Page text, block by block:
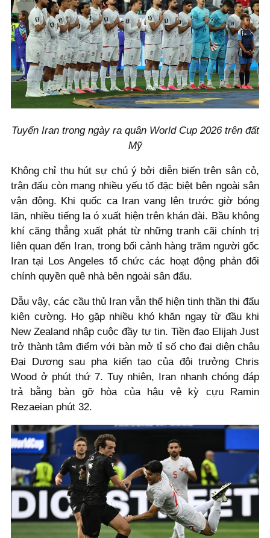
Tuyển Iran trong ngày ra quân World Cup 2026 trên đất
Mỹ
Không chỉ thu hút sự chú ý bởi diễn biến trên sân cỏ,
trận đấu còn mang nhiều yếu tố đặc biệt bên ngoài sân
vận động. Khi quốc ca Iran vang lên trước giờ bóng
lăn, nhiều tiếng la ó xuất hiện trên khán đài. Bầu không
khí căng thẳng xuất phát từ những tranh cãi chính trị
liên quan đến Iran, trong bối cảnh hàng trăm người gốc
Iran tại Los Angeles tổ chức các hoạt động phản đối
chính quyền quê nhà bên ngoài sân đấu.
Dẫu vậy, các cầu thủ Iran vẫn thể hiện tinh thần thi đấu
kiên cường. Họ gặp nhiều khó khăn ngay từ đầu khi
New Zealand nhập cuộc đầy tự tin. Tiền đạo Elijah Just
trở thành tâm điểm với bàn mở tỉ số cho đại diện châu
Đại Dương sau pha kiến tạo của đội trưởng Chris
Wood ở phút thứ 7. Tuy nhiên, Iran nhanh chóng đáp
trả bằng bàn gỡ hòa của hậu vệ kỳ cựu Ramin
Rezaeian phút 32.